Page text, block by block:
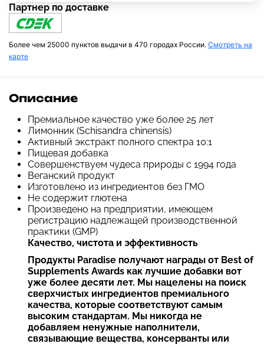
Партнер по доставке
Более чем 25000 пунктов выдачи в 470 городах России. Смотреть на
карте
Описание
Премиальное качество уже более 25 лет
Лимонник (Schisandra chinensis)
Активный экстракт полного спектра 10:1
Пищевая добавка
Совершенствуем чудеса природы с 1994 года
Веганский продукт
Изготовлено из ингредиентов без ГМО
Не содержит глютена
Произведено на предприятии, имеющем
регистрацию надлежащей производственной
практики (GMP)
Качество, чистота и эффективность
Продукты Paradise получают награды от Best of
Supplements Awards как лучшие добавки вот
уже более десяти лет. Мы нацелены на поиск
сверхчистых ингредиентов премиального
качества, которые соответствуют самым
высоким стандартам. Мы никогда не
добавляем ненужные наполнители,
связывающие вещества, консерванты или